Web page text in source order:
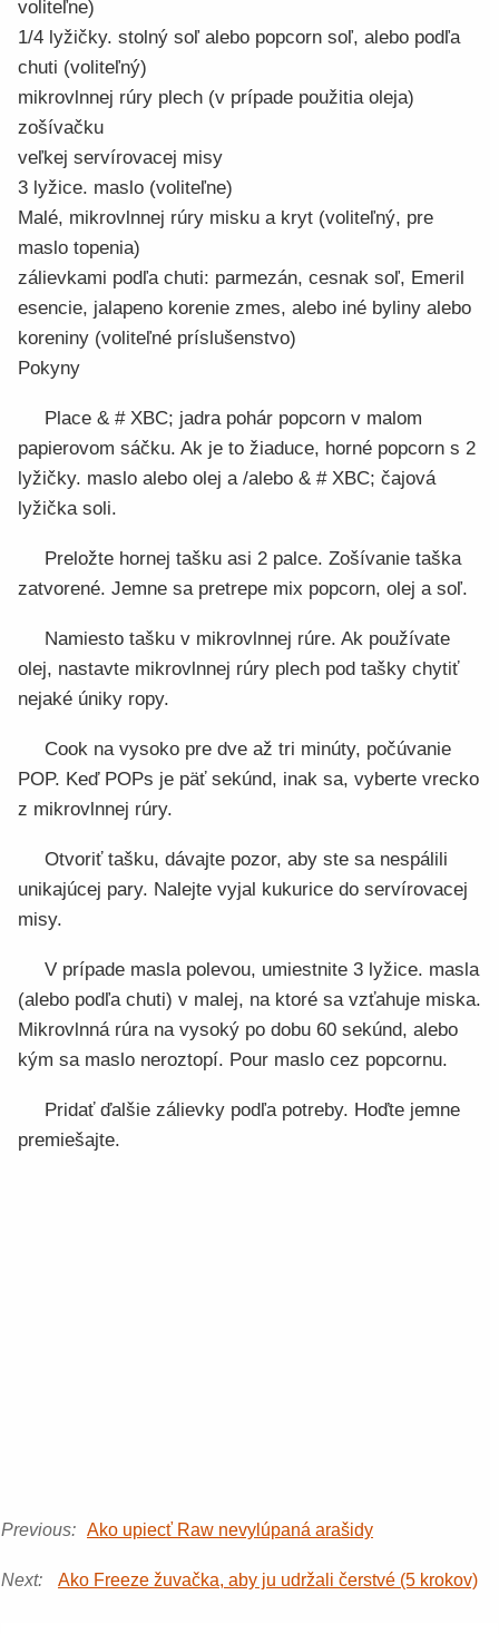
voliteľne)
1/4 lyžičky. stolný soľ alebo popcorn soľ, alebo podľa
chuti (voliteľný)
mikrovlnnej rúry plech (v prípade použitia oleja)
zošívačku
veľkej servírovacej misy
3 lyžice. maslo (voliteľne)
Malé, mikrovlnnej rúry misku a kryt (voliteľný, pre
maslo topenia)
zálievkami podľa chuti: parmezán, cesnak soľ, Emeril
esencie, jalapeno korenie zmes, alebo iné byliny alebo
koreniny (voliteľné príslušenstvo)
Pokyny
Place & # XBC; jadra pohár popcorn v malom
papierovom sáčku. Ak je to žiaduce, horné popcorn s 2
lyžičky. maslo alebo olej a /alebo & # XBC; čajová
lyžička soli.
Preložte hornej tašku asi 2 palce. Zošívanie taška
zatvorené. Jemne sa pretrepe mix popcorn, olej a soľ. ​​
Namiesto tašku v mikrovlnnej rúre. Ak používate
olej, nastavte mikrovlnnej rúry plech pod tašky chytiť
nejaké úniky ropy.
Cook na vysoko pre dve až tri minúty, počúvanie
POP. Keď POPs je päť sekúnd, inak sa, vyberte vrecko
z mikrovlnnej rúry.
Otvoriť tašku, dávajte pozor, aby ste sa nespálili
unikajúcej pary. Nalejte vyjal kukurice do servírovacej
misy.
V prípade masla polevou, umiestnite 3 lyžice. masla
(alebo podľa chuti) v malej, na ktoré sa vzťahuje miska.
Mikrovlnná rúra na vysoký po dobu 60 sekúnd, alebo
kým sa maslo neroztopí. Pour maslo cez popcornu.
Pridať ďalšie zálievky podľa potreby. Hoďte jemne
premiešajte.
Previous: Ako upiecť Raw nevylúpaná arašidy
Next: Ako Freeze žuvačka, aby ju udržali čerstvé (5 krokov)